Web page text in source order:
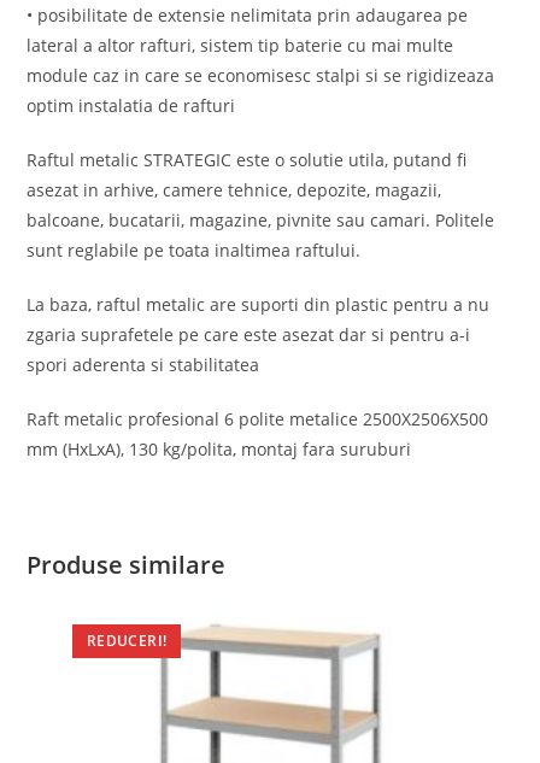
• posibilitate de extensie nelimitata prin adaugarea pe
lateral a altor rafturi, sistem tip baterie cu mai multe
module caz in care se economisesc stalpi si se rigidizeaza
optim instalatia de rafturi
Raftul metalic STRATEGIC este o solutie utila, putand fi
asezat in arhive, camere tehnice, depozite, magazii,
balcoane, bucatarii, magazine, pivnite sau camari. Politele
sunt reglabile pe toata inaltimea raftului.
La baza, raftul metalic are suporti din plastic pentru a nu
zgaria suprafetele pe care este asezat dar si pentru a-i
spori aderenta si stabilitatea
Raft metalic profesional 6 polite metalice 2500X2506X500
mm (HxLxA), 130 kg/polita, montaj fara suruburi
Produse similare
REDUCERI!